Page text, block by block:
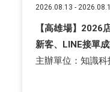
2026.08.13 -
【高雄場】2026
新客、LINE接單
主辦單位：知識